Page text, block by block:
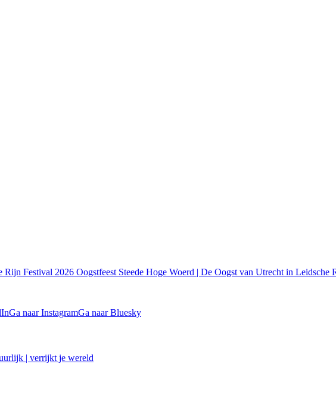
Rijn Festival 2026 Oogstfeest Steede Hoge Woerd | De Oogst van Utrecht in Leidsche
Ga naar InstagramGa naar Bluesky
| verrijkt je wereld